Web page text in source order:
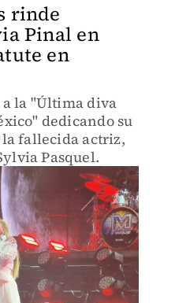
rinde
Pinal en
en
la "Última diva
dedicando su
fallecida actriz,
Pasquel.